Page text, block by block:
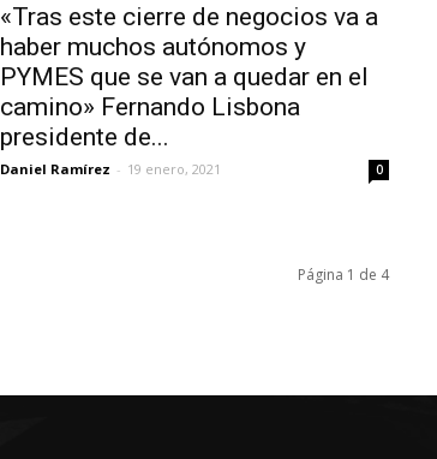
«Tras este cierre de negocios va a
haber muchos autónomos y
PYMES que se van a quedar en el
camino» Fernando Lisbona
presidente de...
Daniel Ramírez - 19 enero, 2021 0
Página 1 de 4